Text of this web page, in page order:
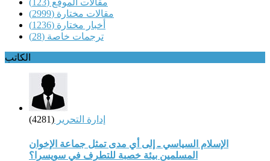
مقالات الموقع (123)
مقالات مختارة (2999)
أخبار مختارة (1236)
ترجمات خاصة (28)
الكاتب
إدارة التحرير (4281)
الإسلام السياسي ـ إلى أي مدى تمثل جماعة الإخوان
المسلمين بيئة خصبة للتطرف في سويسرا؟